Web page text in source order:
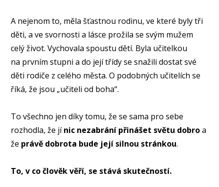
A nejenom to, měla šťastnou rodinu, ve které byly tři
děti, a ve svornosti a lásce prožila se svým mužem
celý život. Vychovala spoustu dětí. Byla učitelkou
na prvním stupni a do její třídy se snažili dostat své
děti rodiče z celého města. O podobných učitelích se
říká, že jsou „učiteli od boha“.
To všechno jen díky tomu, že se sama pro sebe
rozhodla, že jínic nezabrání přinášet světu dobroa
že právě dobrota bude její silnou stránkou.
To, v co člověk věří, se stává skutečností.